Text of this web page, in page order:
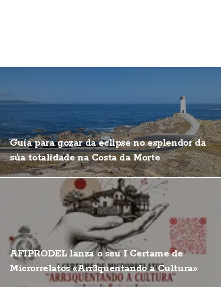
Guía para gozar da eclipse no esplendor da
súa totalidade na Costa da Morte
AFIPRODEL lanza o seu I Certame de
Microrrelatos «Arr3quentando a Cultura»